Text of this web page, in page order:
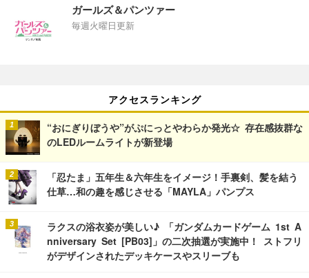
ガールズ＆パンツァー
毎週火曜日更新
アクセスランキング
“おにぎりぼうや”がぷにっとやわらか発光☆ 存在感抜群な
のLEDルームライトが新登場
「忍たま」五年生＆六年生をイメージ！手裏剣、髪を結う
仕草…和の趣を感じさせる「MAYLA」パンプス
ラクスの浴衣姿が美しい♪ 「ガンダムカードゲーム 1st A
nniversary Set [PB03]」の二次抽選が実施中！ ストフリ
がデザインされたデッキケースやスリーブも